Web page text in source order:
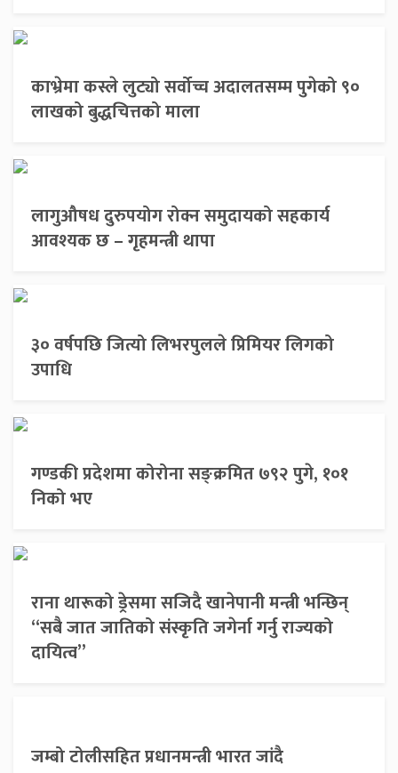
काभ्रेमा कस्ले लुट्यो सर्वोच्च अदालतसम्म पुगेको ९०
लाखको बुद्धचित्तको माला
लागुऔषध दुरुपयोग रोक्न समुदायको सहकार्य
आवश्यक छ – गृहमन्त्री थापा
३० वर्षपछि जित्यो लिभरपुलले प्रिमियर लिगको
उपाधि
गण्डकी प्रदेशमा कोरोना सङ्क्रमित ७९२ पुगे, १०१
निको भए
राना थारूको ड्रेसमा सजिदै खानेपानी मन्त्री भन्छिन्
“सबै जात जातिको संस्कृति जगेर्ना गर्नु राज्यको
दायित्व”
जम्बो टोलीसहित प्रधानमन्त्री भारत जांदै